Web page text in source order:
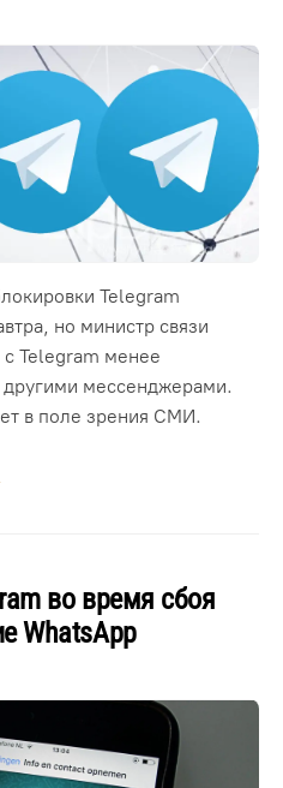
Telegram
но министр связи
с Telegram менее
мессенджерами.
в поле зрения СМИ.
во время сбоя
WhatsApp